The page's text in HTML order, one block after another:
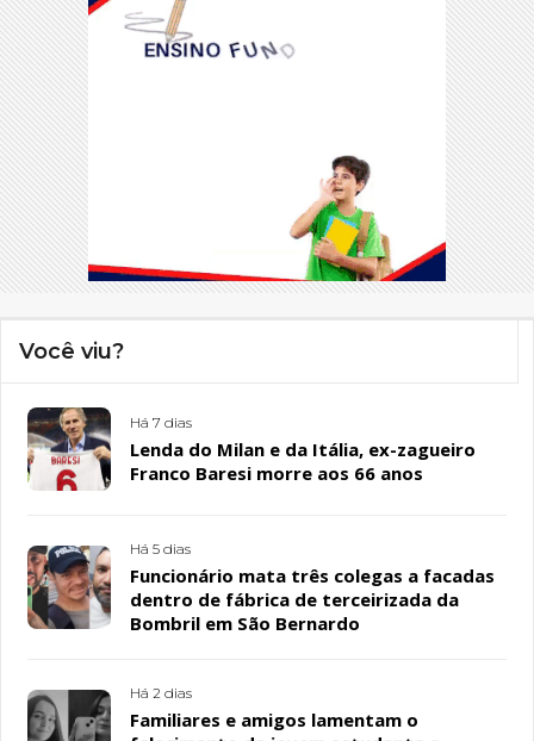
Você viu?
Há 7 dias
Lenda do Milan e da Itália, ex-zagueiro
Franco Baresi morre aos 66 anos
Há 5 dias
Funcionário mata três colegas a facadas
dentro de fábrica de terceirizada da
Bombril em São Bernardo
Há 2 dias
Familiares e amigos lamentam o